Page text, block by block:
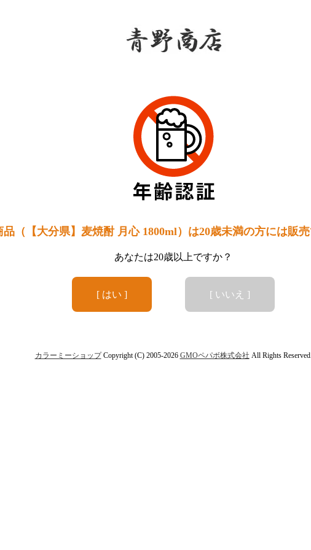
品（【大分県】麦焼酎 月心 1800ml）は20歳未満の方には販売
あなたは20歳以上ですか？
[ はい ] [ いいえ ]
カラーミーショップCopyright (C) 2005-2026 GMOペパボ株式会社 All Rights Reserved.